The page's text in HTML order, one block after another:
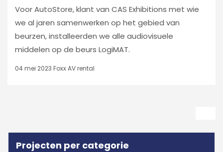
Voor AutoStore, klant van CAS Exhibitions met wie
we al jaren samenwerken op het gebied van
beurzen, installeerden we alle audiovisuele
middelen op de beurs LogiMAT.
04 mei 2023 Foxx AV rental
Projecten per categorie